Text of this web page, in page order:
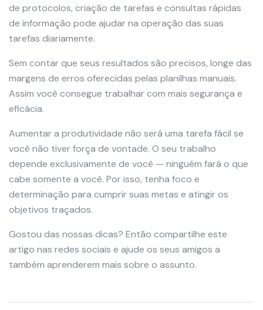
de protocolos, criação de tarefas e consultas rápidas
de informação pode ajudar na operação das suas
tarefas diariamente.
Sem contar que seus resultados são precisos, longe das
margens de erros oferecidas pelas planilhas manuais.
Assim você consegue trabalhar com mais segurança e
eficácia.
Aumentar a produtividade não será uma tarefa fácil se
você não tiver força de vontade. O seu trabalho
depende exclusivamente de você — ninguém fará o que
cabe somente a você. Por isso, tenha foco e
determinação para cumprir suas metas e atingir os
objetivos traçados.
Gostou das nossas dicas? Então compartilhe este
artigo nas redes sociais e ajude os seus amigos a
também aprenderem mais sobre o assunto.